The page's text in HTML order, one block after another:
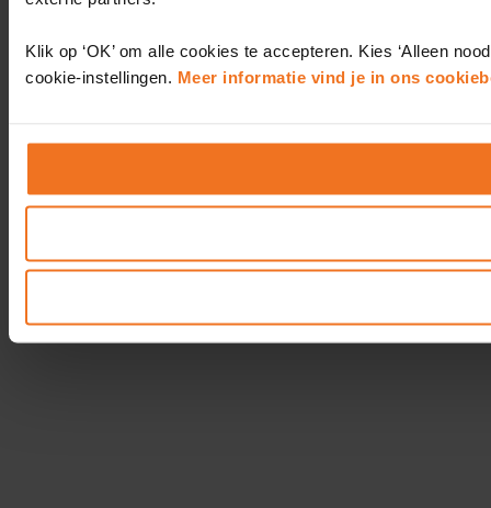
Klik op ‘OK’ om alle cookies te accepteren. Kies ‘Alleen
cookie-instellingen. Meer informatie vind je in ons